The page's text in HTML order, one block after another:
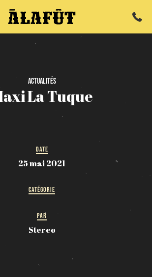
Actualités
LaTuque
DATE
25 mai 2021
CATÉGORIE
PAR
Stereo